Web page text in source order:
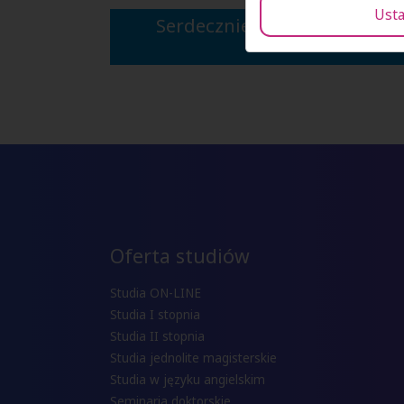
Serdecznie dziękujemy
Oferta studiów
Studia ON-LINE
Studia I stopnia
Studia II stopnia
Studia jednolite magisterskie
Studia w języku angielskim